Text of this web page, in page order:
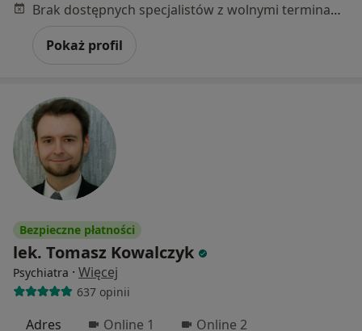
Brak dostępnych specjalistów z wolnymi terminami w tym centrum medycznym.
Pokaż profil
Bezpieczne płatności
lek. Tomasz Kowalczyk
Psychiatra · Więcej
637 opinii
Adres Online 1 Online 2